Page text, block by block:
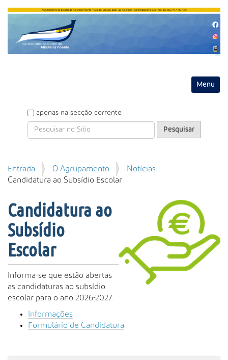
Toggle
P
e
i
s
apenas na secção corrente
P
e
u
s
a
A
v
a
n
ç
Entrada O Agrupamento
Notícias
Candidatura ao Subsídio Escolar
Candidatura ao
Subsídio
Escolar
Informa-se que estão abertas
as candidaturas ao subsídio
escolar para o ano 2026-2027.
Informações
Formulário de Candidatura